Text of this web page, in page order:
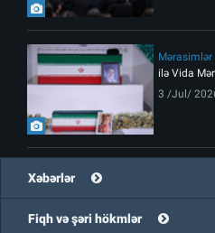
Mərasimlər
ilə Vida
3 /Jul/
Xəbərlər
Fiqh və şəri hökmlər